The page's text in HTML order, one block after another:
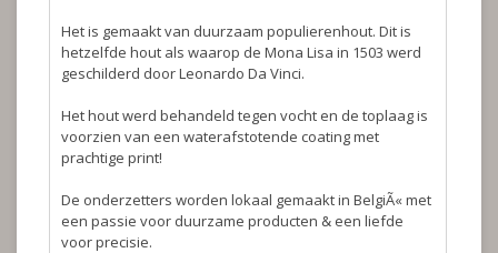
Het is gemaakt van duurzaam populierenhout. Dit is
hetzelfde hout als waarop de Mona Lisa in 1503 werd
geschilderd door Leonardo Da Vinci.
Het hout werd behandeld tegen vocht en de toplaag is
voorzien van een waterafstotende coating met
prachtige print!
De onderzetters worden lokaal gemaakt in BelgiÃ« met
een passie voor duurzame producten & een liefde
voor precisie.